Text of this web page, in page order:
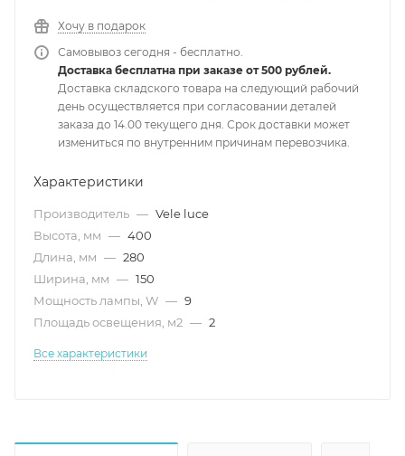
Хочу в подарок
Самовывоз сегодня - бесплатно.
Доставка бесплатна при заказе от 500 рублей.
Доставка складского товара на следующий рабочий
день осуществляется при согласовании деталей
заказа до 14.00 текущего дня. Срок доставки может
измениться по внутренним причинам перевозчика.
Характеристики
Производитель — Vele luce
Высота, мм — 400
Длина, мм — 280
Ширина, мм — 150
Мощность лампы, W — 9
Площадь освещения, м2 — 2
Все характеристики